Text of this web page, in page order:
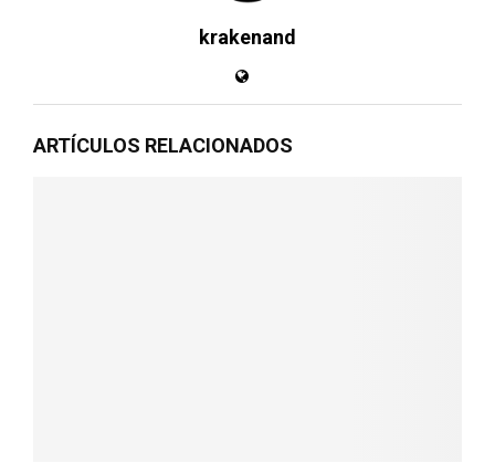
krakenand
ARTÍCULOS RELACIONADOS